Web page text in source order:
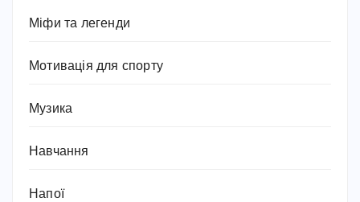
Міфи та легенди
Мотивація для спорту
Музика
Навчання
Напої